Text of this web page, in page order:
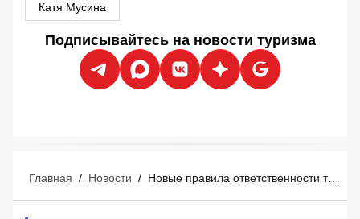
Катя Мусина
Подписывайтесь на новости туризма
Главная / Новости / Новые правила ответственности туроператоров и турагентов: что изменится